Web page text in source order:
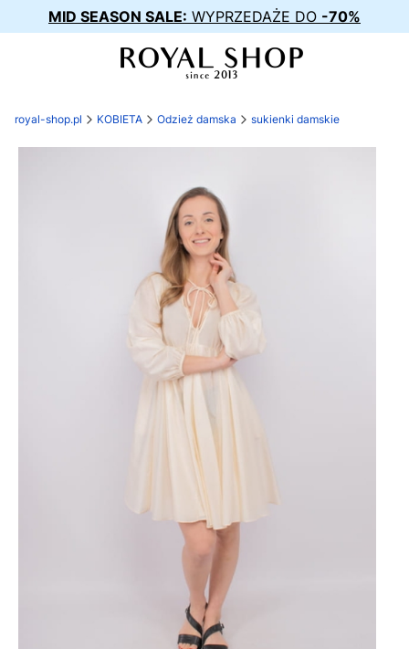
MID SEASON SALE: WYPRZEDAŻE DO -70%
royal-shop.pl KOBIETA Odzież damska sukienki damskie